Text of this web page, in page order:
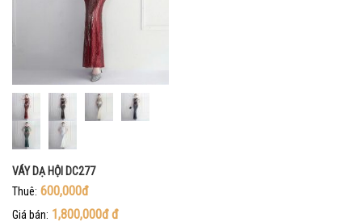
VÁY DẠ HỘI DC277
Thuê: 600,000đ
Giá bán: 1,800,000đđ